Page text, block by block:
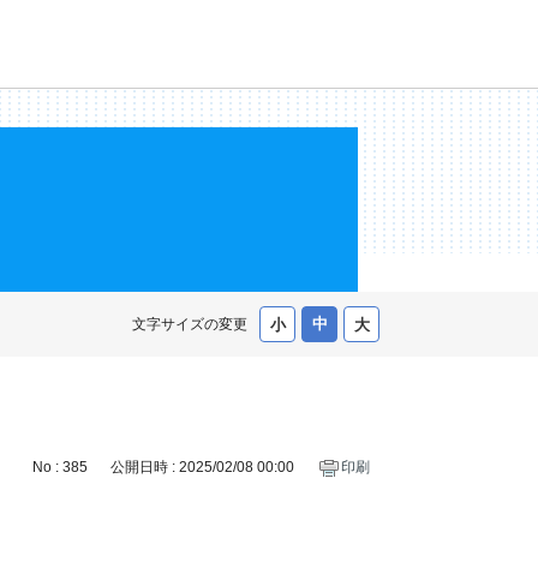
文字サイズの変更
No : 385 公開日時 : 2025/02/08 00:00 印刷